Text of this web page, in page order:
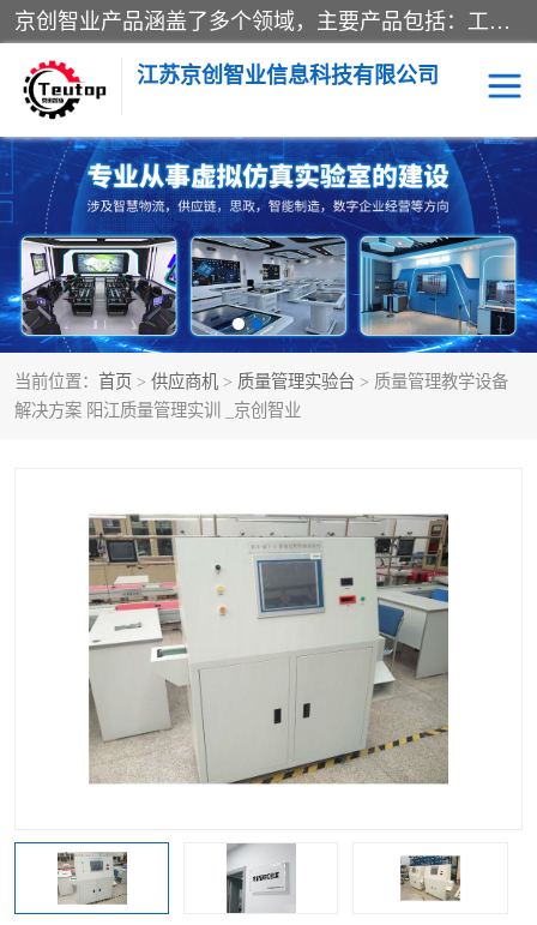
京创智业产品涵盖了多个领域，主要产品包括：工业4.0生产线解决方案，智慧物流综合实训室，教学设备与实验室建设，虚拟仿真实验室等。公司将秉持“创新、执着、诚信、共赢”的理念，以“将服务当作使命”为核心价值观，致力于为客户创造价值，与客户、合作伙伴和员工共同成长。
江苏京创智业信息科技有限公司
当前位置： 首页 > 供应商机 > 质量管理实验台 > 质量管理教学设备
解决方案 阳江质量管理实训 _京创智业
VR物流实训 低碳供应链
生产系统仿真 冷链物流
供应链管理 思政
智慧零售实训 智能制造
工业工程实训室